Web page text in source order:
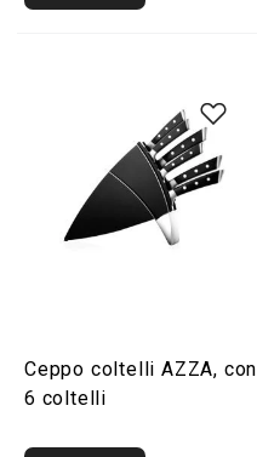
Ceppo coltelli AZZA, con
6 coltelli